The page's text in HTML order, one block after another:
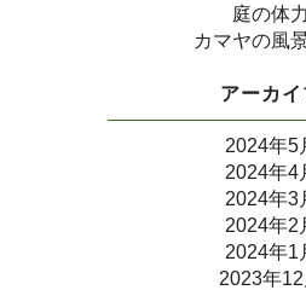
庭の体力
カマヤの風
アーカイ
2024年5
2024年4
2024年3
2024年2
2024年1
2023年12